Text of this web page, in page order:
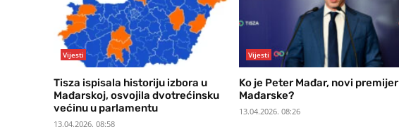
Vijesti
Tisza ispisala historiju izbora u
Mađarskoj, osvojila dvotrećinsku
većinu u parlamentu
13.04.2026. 08:58
Vijesti
Ko je Peter Mađar, novi premijer
Mađarske?
13.04.2026. 08:26